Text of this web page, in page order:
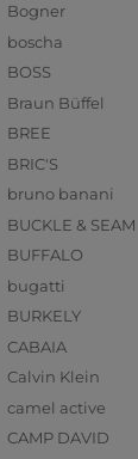
Bogner
boscha
BOSS
Braun Büffel
BREE
BRIC'S
bruno banani
BUCKLE & SEAM
BUFFALO
bugatti
BURKELY
CABAIA
Calvin Klein
camel active
CAMP DAVID